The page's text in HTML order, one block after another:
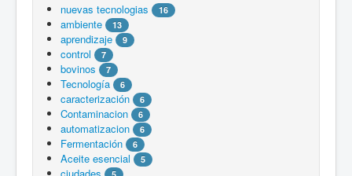
nuevas tecnologias 16
ambiente 13
aprendizaje 9
control 7
bovinos 7
Tecnología 6
caracterización 6
Contaminacion 6
automatizacion 6
Fermentación 6
Aceite esencial 5
ciudades